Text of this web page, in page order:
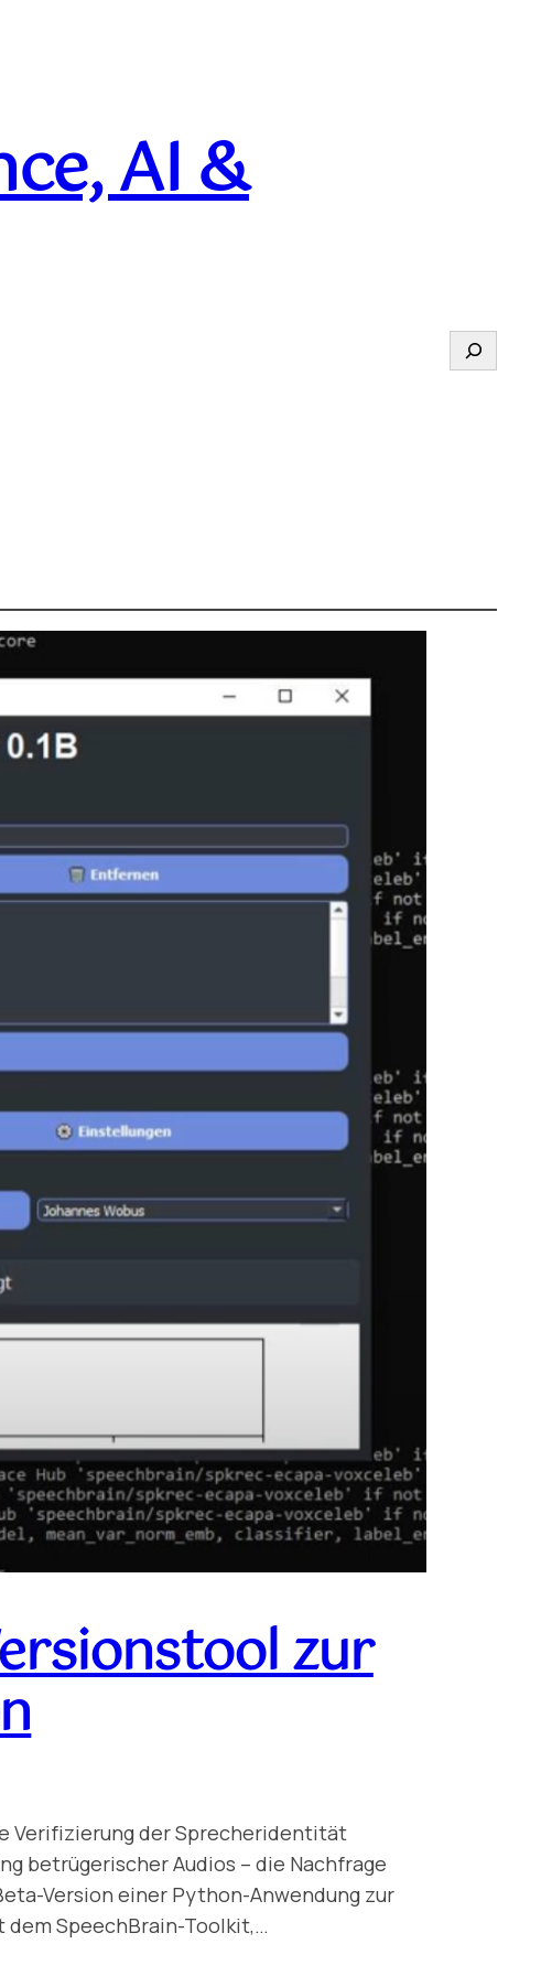
AI &
Suchen
zur
Verifizierung der Sprecheridentität
betrügerischer Audios – die Nachfrage
Version einer Python-Anwendung zur
SpeechBrain-Toolkit,…